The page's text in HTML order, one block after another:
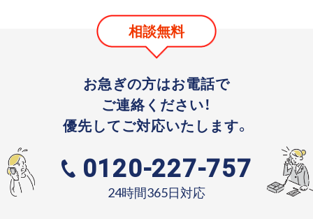
相談無料
お急ぎの方はお電話で
ご連絡ください！
優先してご対応いたします。
0120-227-757
24時間365日対応